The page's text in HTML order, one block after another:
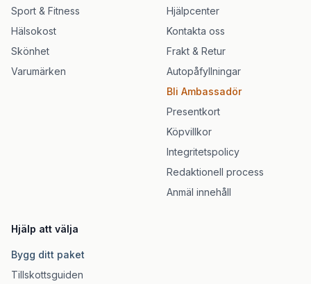
Sport & Fitness
Hälsokost
Skönhet
Varumärken
Hjälpcenter
Kontakta oss
Frakt & Retur
Autopåfyllningar
Bli Ambassadör
Presentkort
Köpvillkor
Integritetspolicy
Redaktionell process
Anmäl innehåll
Hjälp att välja
Bygg ditt paket
Tillskottsguiden